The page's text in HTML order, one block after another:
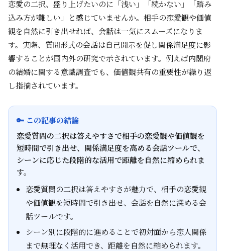
恋愛の二択、盛り上げたいのに「浅い」「続かない」「踏み
込み方が難しい」と感じていませんか。相手の恋愛観や価値
観を自然に引き出せれば、会話は一気にスムーズになりま
す。実際、質問形式の会話は自己開示を促し関係満足度に影
響することが国内外の研究で示されています。例えば内閣府
の結婚に関する意識調査でも、価値観共有の重要性が繰り返
し指摘されています。
🔑 この記事の結論
恋愛質問の二択は答えやすさで相手の恋愛観や価値観を
短時間で引き出せ、関係満足度を高める会話ツールで、
シーンに応じた段階的な活用で距離を自然に縮められま
す。
恋愛質問の二択は答えやすさが魅力で、相手の恋愛観
や価値観を短時間で引き出せ、会話を自然に深める会
話ツールです。
シーン別に段階的に進めることで初対面から恋人関係
まで無理なく活用でき、距離を自然に縮められます。